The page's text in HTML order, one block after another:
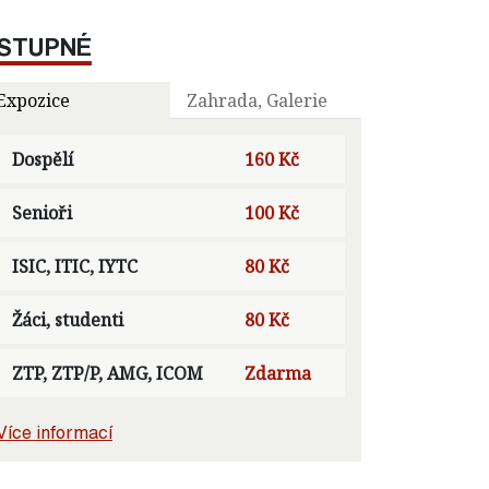
Zahrada, Galerie
Dospělí 160 Kč
Senioři 100 Kč
ISIC, ITIC, IYTC 80 Kč
Žáci, studenti 80 Kč
ZTP, ZTP/P, AMG, ICOM Zdarma
informací